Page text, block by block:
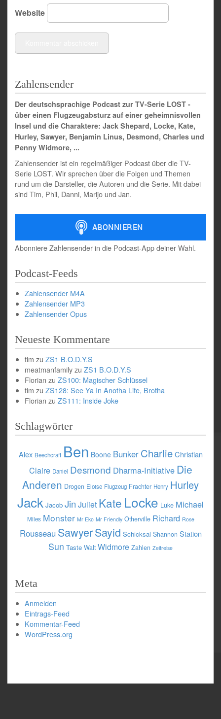
Website
Zahlensender
Der deutschsprachige Podcast zur TV-Serie LOST -
über einen Flugzeugabsturz auf einer geheimnisvollen
Insel und die Charaktere: Jack Shepard, Locke, Kate,
Hurley, Sawyer, Benjamin Linus, Desmond, Charles und
Penny Widmore, ...
Zahlensender ist ein regelmäßiger Podcast über die TV-
Serie LOST. Wir sprechen über die Folgen und Themen
rund um die Darsteller, die Autoren und die Serie. Mit dabei
sind Tim, Phil, Danni, Marijo und Jan.
Abonniere Zahlensender in die Podcast-App deiner Wahl.
Podcast-Feeds
Zahlensender M4A
Zahlensender MP3
Zahlensender Opus
Neueste Kommentare
tim zu ZS1 B.O.D.Y.S
meatmanfamilyzu ZS1 B.O.D.Y.S
Florian zu ZS100: Magischer Schlüssel
tim zu ZS128: See Ya In Anotha Life, Brotha
Florian zu ZS111: Inside Joke
Schlagwörter
Alex Beechcraft Ben Boone Bunker Charlie Christian
Claire Daniel Desmond Dharma-Initiative Die
Anderen Drogen Eloise Flugzeug Frachter Henry Hurley
Jack Jacob Jin Juliet Kate Locke Luke Michael
Miles Monster Mr Eko Mr Friendly Otherville Richard Rose
Rousseau SawyerSayid Schicksal Shannon Station
Sun Taste Walt Widmore Zahlen Zeitreise
Meta
Anmelden
Eintrags-Feed
Kommentar-Feed
WordPress.org